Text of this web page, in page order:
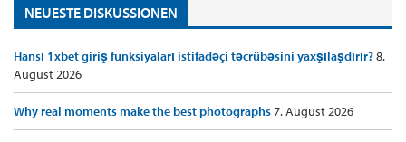
NEUESTE DISKUSSIONEN
Hansı 1xbet giriş funksiyaları istifadəçi təcrübəsini yaxşılaşdırır?8.
August 2026
Why real moments make the best photographs7. August 2026